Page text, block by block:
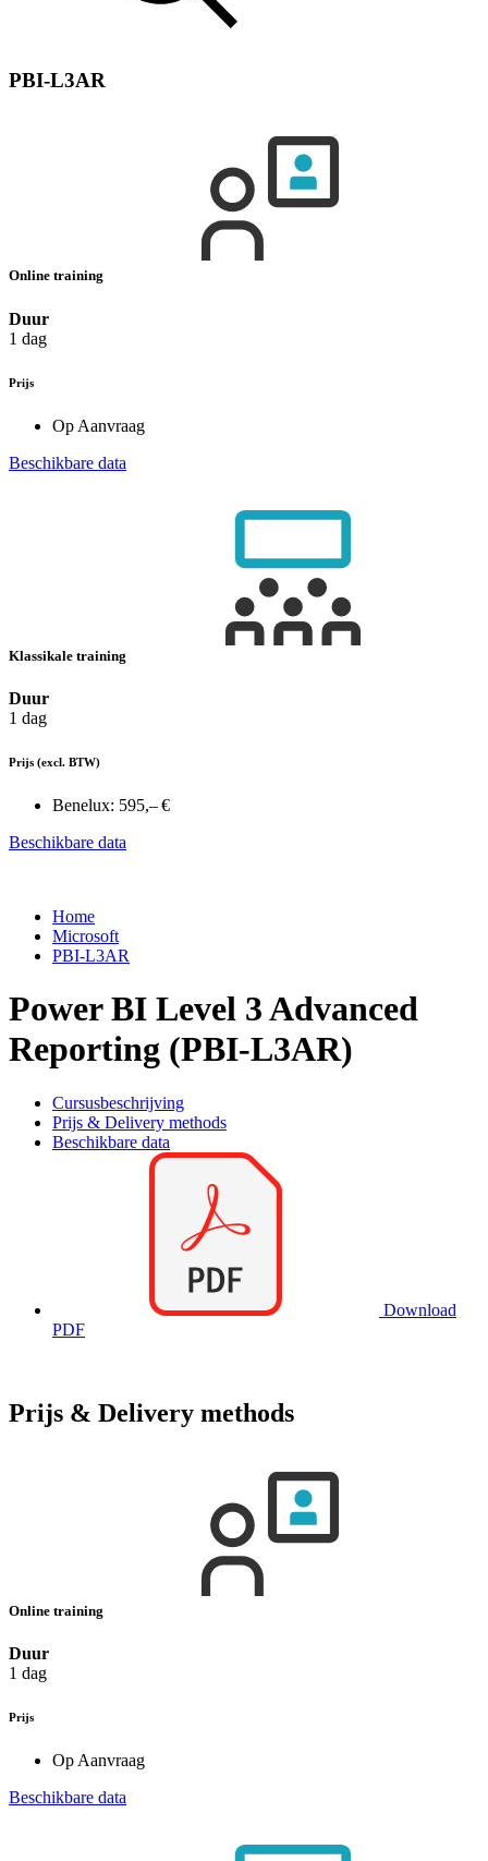
PBI-L3AR
Online training
Duur
1 dag
Prijs
Op Aanvraag
Beschikbare data
Klassikale training
Duur
1 dag
Prijs (excl. BTW)
Benelux: 595,– €
Beschikbare data
Home
Microsoft
PBI-L3AR
Power BI Level 3 Advanced
Reporting (PBI-L3AR)
Cursusbeschrijving
Prijs & Delivery methods
Beschikbare data
Download
PDF
Prijs & Delivery methods
Online training
Duur
1 dag
Prijs
Op Aanvraag
Beschikbare data